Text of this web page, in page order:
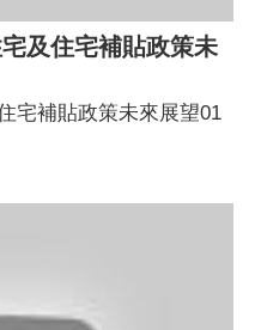
及住宅補貼政策未
宅補貼政策未來展望01